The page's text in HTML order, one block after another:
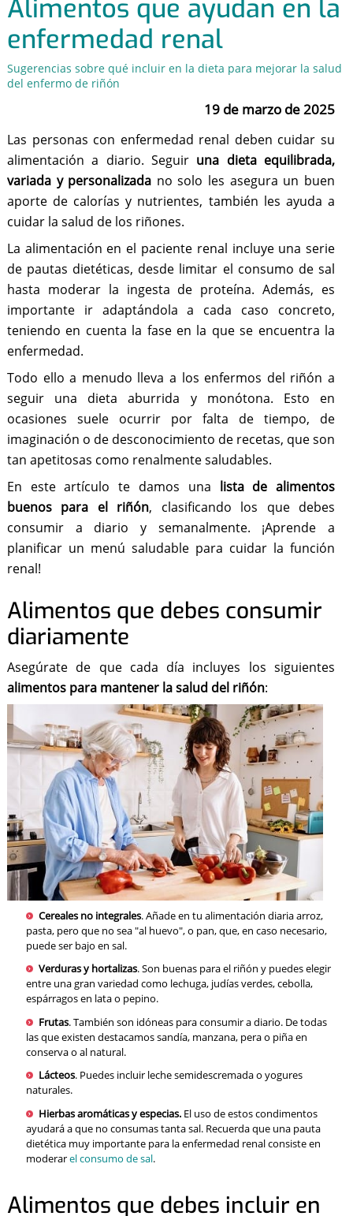
Alimentos que ayudan en la
enfermedad renal
Sugerencias sobre qué incluir en la dieta para mejorar la salud
del enfermo de riñón
19 de marzo de 2025
Las personas con enfermedad renal deben cuidar su
alimentación a diario. Seguir una dieta equilibrada,
variada y personalizada no solo les asegura un buen
aporte de calorías y nutrientes, también les ayuda a
cuidar la salud de los riñones.
La alimentación en el paciente renal incluye una serie
de pautas dietéticas, desde limitar el consumo de sal
hasta moderar la ingesta de proteína. Además, es
importante ir adaptándola a cada caso concreto,
teniendo en cuenta la fase en la que se encuentra la
enfermedad.
Todo ello a menudo lleva a los enfermos del riñón a
seguir una dieta aburrida y monótona. Esto en
ocasiones suele ocurrir por falta de tiempo, de
imaginación o de desconocimiento de recetas, que son
tan apetitosas como renalmente saludables.
En este artículo te damos una lista de alimentos
buenos para el riñón, clasificando los que debes
consumir a diario y semanalmente. ¡Aprende a
planificar un menú saludable para cuidar la función
renal!
Alimentos que debes consumir
diariamente
Asegúrate de que cada día incluyes los siguientes
alimentos para mantener la salud del riñón:
Cereales no integrales. Añade en tu alimentación diaria arroz,
pasta, pero que no sea "al huevo", o pan, que, en caso necesario,
puede ser bajo en sal.
Verduras y hortalizas. Son buenas para el riñón y puedes elegir
entre una gran variedad como lechuga, judías verdes, cebolla,
espárragos en lata o pepino.
Frutas. También son idóneas para consumir a diario. De todas
las que existen destacamos sandía, manzana, pera o piña en
conserva o al natural.
Lácteos. Puedes incluir leche semidescremada o yogures
naturales.
Hierbas aromáticas y especias.El uso de estos condimentos
ayudará a que no consumas tanta sal. Recuerda que una pauta
dietética muy importante para la enfermedad renal consiste en
moderarel consumo de sal.
Alimentos que debes incluir en